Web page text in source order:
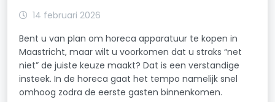
14 februari 2026
Bent u van plan om horeca apparatuur te kopen in
Maastricht, maar wilt u voorkomen dat u straks “net
niet” de juiste keuze maakt? Dat is een verstandige
insteek. In de horeca gaat het tempo namelijk snel
omhoog zodra de eerste gasten binnenkomen.